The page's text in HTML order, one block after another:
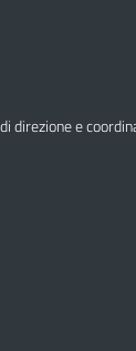
direzione e